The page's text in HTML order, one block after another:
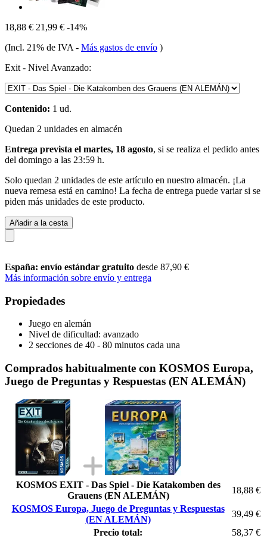
18,88 € 21,99 € -14%
(Incl. 21% de IVA - Más gastos de envío )
Exit - Nivel Avanzado:
Contenido: 1 ud.
Quedan 2 unidades en almacén
Entrega prevista el martes, 18 agosto, si se realiza el pedido antes
del domingo a las 23:59 h.
Solo quedan 2 unidades de este artículo en nuestro almacén. ¡La
nueva remesa está en camino! La fecha de entrega puede variar si se
piden más unidades de este producto.
Añadir a la cesta
España: envío estándar gratuito desde 87,90 €
Más información sobre envío y entrega
Propiedades
Juego en alemán
Nivel de dificultad: avanzado
2 secciones de 40 - 80 minutos cada una
Comprados habitualmente con KOSMOS Europa,
Juego de Preguntas y Respuestas (EN ALEMÁN)
KOSMOS EXIT - Das Spiel - Die Katakomben des
Grauens (EN ALEMÁN)
18,88 €
KOSMOS Europa, Juego de Preguntas y Respuestas
(EN ALEMÁN)
39,49 €
Precio total:
58,37 €